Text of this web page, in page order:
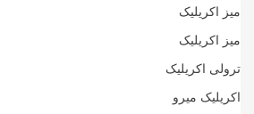
میز اکریلیک
میز اکریلیک
ترولی اکریلیک
اکریلیک میرو